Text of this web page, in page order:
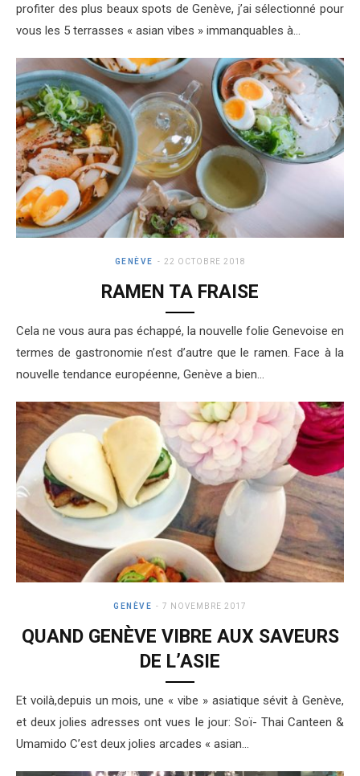
profiter des plus beaux spots de Genève, j’ai sélectionné pour
vous les 5 terrasses « asian vibes » immanquables à…
GENÈVE 22 OCTOBRE 2018
RAMEN TA FRAISE
Cela ne vous aura pas échappé, la nouvelle folie Genevoise en
termes de gastronomie n’est d’autre que le ramen. Face à la
nouvelle tendance européenne, Genève a bien…
GENÈVE 7 NOVEMBRE 2017
QUAND GENÈVE VIBRE AUX SAVEURS
DE L’ASIE
Et voilà,depuis un mois, une « vibe » asiatique sévit à Genève,
et deux jolies adresses ont vues le jour: Soï- Thai Canteen &
Umamido C’est deux jolies arcades « asian…